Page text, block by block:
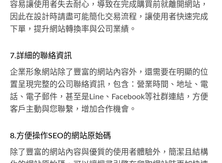
容易讓使用者失去耐心，導致在完成購買前就離開網站，
因此在設計時請盡可能簡化交易流程，讓使用者快速完成
下單，提升網站轉換率與公司業績。
7.詳細的聯絡資訊
企業形象網站除了豐富的網站內容外，還需要在明顯的位
置呈現完整的公司聯絡資訊，包含：營業時間、地址、電
話、電子郵件，甚至是Line、Facebook等社群連結，方便
客戶主動與您聯繫，增加合作機會。
8.方便操作SEO的網站原始碼
除了豐富的網站內容與優質的使用者體驗外，簡潔且結構